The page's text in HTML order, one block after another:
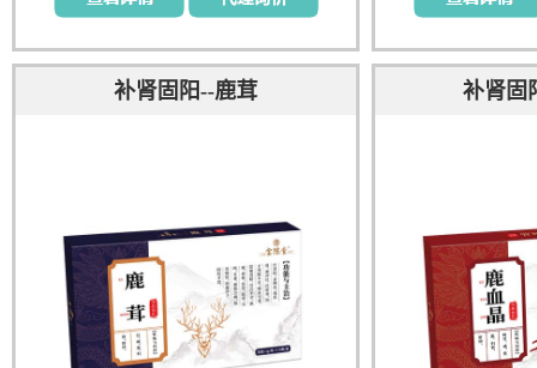
补肾固阳--鹿茸 补肾固